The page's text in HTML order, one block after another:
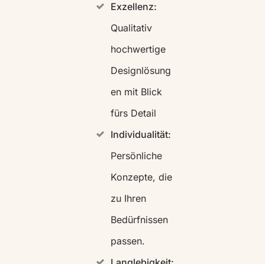
Exzellenz:
Qualitativ
hochwertige
Designlösung
en mit Blick
fürs Detail
Individualität:
Persönliche
Konzepte, die
zu Ihren
Bedürfnissen
passen.